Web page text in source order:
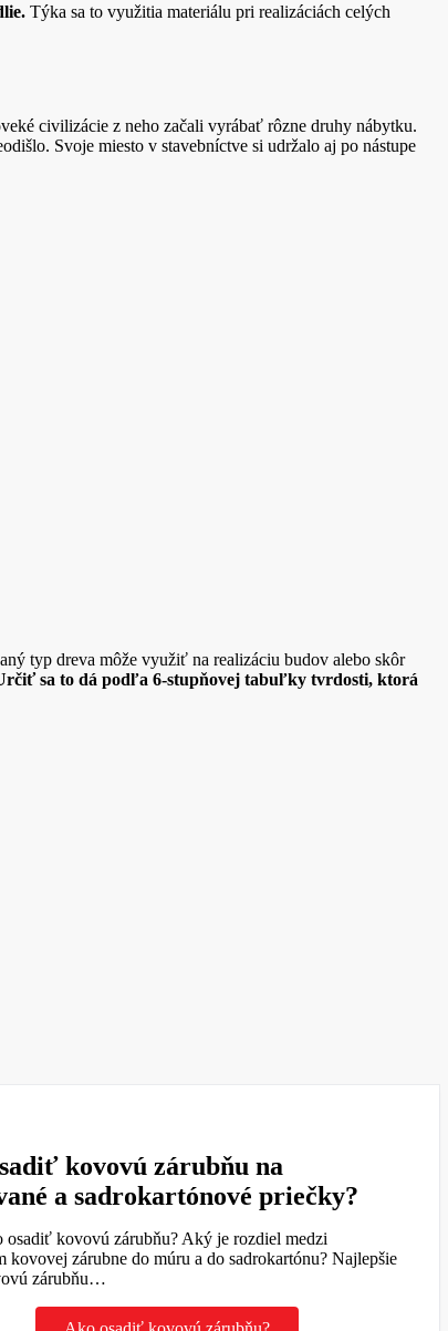
Týka sa to využitia materiálu pri realizáciách celých
civilizácie z neho začali vyrábať rôzne druhy nábytku.
Svoje miesto v stavebníctve si udržalo aj po nástupe
typ dreva môže využiť na realizáciu budov alebo skôr
sa to dá podľa 6-stupňovej tabuľky tvrdosti, ktorá
kovovú zárubňu na
a sadrokartónové priečky?
osadiť kovovú zárubňu? Aký je rozdiel medzi
kovovej zárubne do múru a do sadrokartónu? Najlepšie
zárubňu…